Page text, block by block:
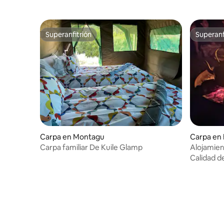
Superanfitrión
Superanfitrión
Carpa en Montagu
Carpa familiar De Kuile Glamp
Carpa en
polvo de
Calidad